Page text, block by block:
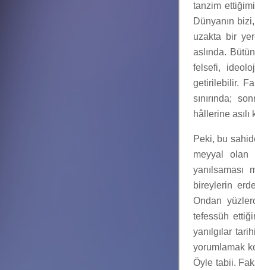
tanzim
Dünyanın
uzakta bir
aslında.
felsefi,
getirilebilir.
sınırında;
hâllerine
Peki, bu
meyyal olan
bireylerin
Ondan
tefessüh
yanılgılar
yorumlamak
Öyle tabii.